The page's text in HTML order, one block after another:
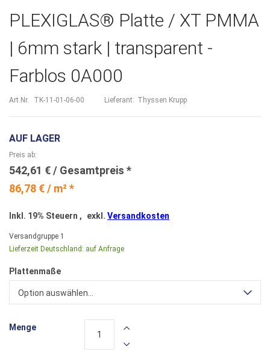
Zum
der
Bildergalerie
PLEXIGLAS® Platte / XT PMMA
| 6mm stark | transparent -
Farblos 0A000
Art.Nr. TK-11-01-06-00 Lieferant: Thyssen Krupp
AUF LAGER
86,78 € / m² *
Preis ab
542,61 €
Inkl. 19% Steuern , exkl. Versandkosten
Versandgruppe 1
Lieferzeit Deutschland: auf Anfrage
Plattenmaße
Option auswählen...
Menge